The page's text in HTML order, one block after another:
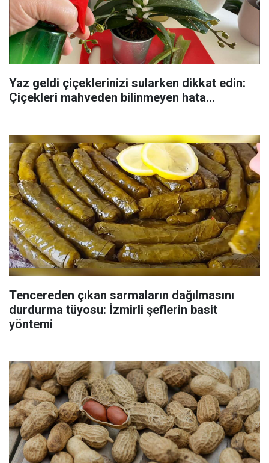
Yaz geldi çiçeklerinizi sularken dikkat edin:
Çiçekleri mahveden bilinmeyen hata...
Tencereden çıkan sarmaların dağılmasını
durdurma tüyosu: İzmirli şeflerin basit
yöntemi